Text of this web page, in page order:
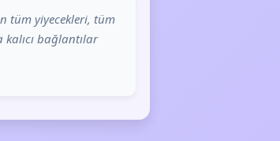
tüm yiyecekleri, tüm
kalıcı bağlantılar